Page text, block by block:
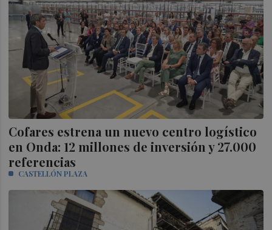
Cofares estrena un nuevo centro logístico
en Onda: 12 millones de inversión y 27.000
referencias
CASTELLÓN PLAZA